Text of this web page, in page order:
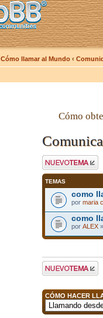
Cómo llamar al Mundo ‹
Cómo
Publicar un nuevo
tema
TEMAS
como
por maria
como
por ALEX»
Publicar un nuevo
tema
CÓMO HACER